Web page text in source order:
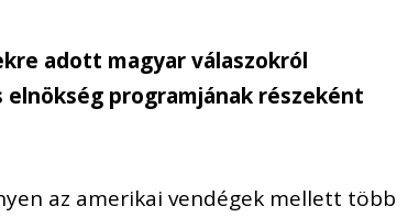
adott magyar válaszokról
programjának részeként
az amerikai vendégek mellett több